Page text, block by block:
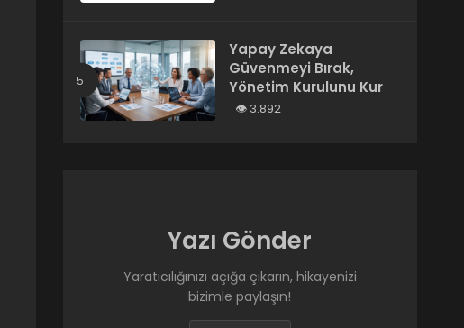
Yapay Zekaya
Güvenmeyi Bırak,
Yönetim Kurulunu Kur
3.892
Yazı Gönder
Yaratıcılığınızı açığa çıkarın, hikayenizi
bizimle paylaşın!